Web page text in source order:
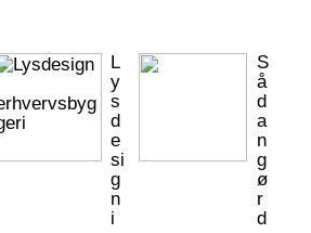
L
y
s
d
e
si
g
n
i
S
å
d
a
n
g
ø
r
d